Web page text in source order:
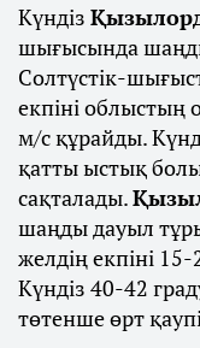
Күндіз
шығысында
Солтүстік-
екпіні
м/с құрайды.
қатты ыстық
сақталады.
шаңды дауыл
желдің екпіні
Күндіз 40-42
төтенше өрт